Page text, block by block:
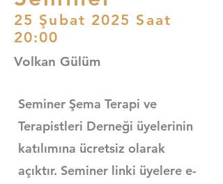
25 Şubat 2025 Saat
20:00
Volkan Gülüm
Seminer Şema Terapi ve
Terapistleri Derneği üyelerinin
katılımına ücretsiz olarak
açıktır. Seminer linki üyelere e-